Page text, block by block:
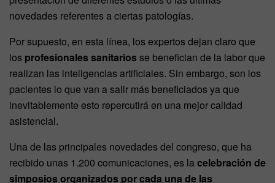
novedades referentes a ciertas patologías.
Por supuesto, en esta línea, los expertos dejan claro que
los profesionales sanitarios se benefician de la labor que
realizan las inteligencias artificiales. Sin embargo, son los
pacientes lo que van a salir más beneficiados ya que
inevitablemente esto repercutirá en una mejor calidad
asistencial.
Una de las principales novedades del congreso, que ha
recibido unas 1.200 comunicaciones, es lacelebración de
simposios organizados por cada una de las